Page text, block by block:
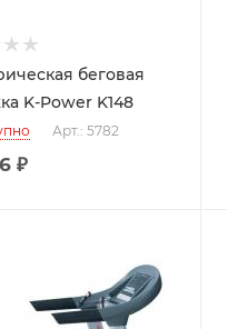
беговая
K-Power K148
Арт.: 5782
₽